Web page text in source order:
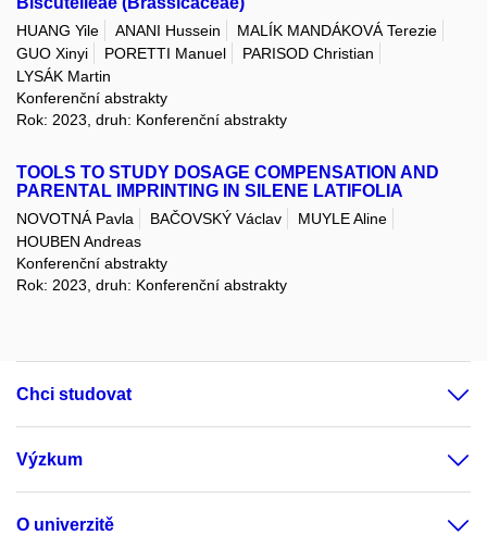
HUANG Yile ANANI Hussein
MALÍK MANDÁKOVÁ Terezie
GUO Xinyi
PORETTI Manuel
PARISOD Christian
LYSÁK Martin
Konferenční abstrakty
Rok: 2023, druh: Konferenční abstrakty
TOOLS TO STUDY DOSAGE COMPENSATION AND
PARENTAL IMPRINTING IN SILENE LATIFOLIA
NOVOTNÁ Pavla BAČOVSKÝ Václav
MUYLE Aline
HOUBEN Andreas
Konferenční abstrakty
Rok: 2023, druh: Konferenční abstrakty
Chci studovat
Výzkum
O univerzitě